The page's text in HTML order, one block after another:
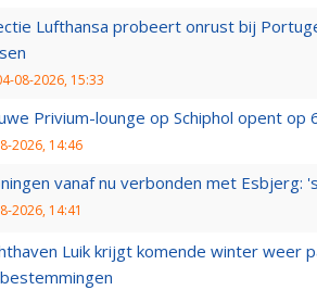
Lufthansa probeert onrust bij
08-2026, 15:33
Privium-lounge op Schiphol opent op
2026, 14:46
vanaf nu verbonden met Esbjerg:
2026, 14:41
Luik krijgt komende winter weer